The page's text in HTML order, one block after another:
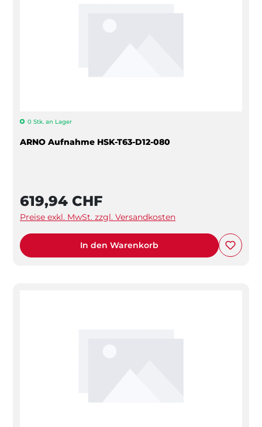
0 Stk. an Lager
ARNO Aufnahme HSK-T63-D12-080
619,94 CHF
Preise exkl. MwSt. zzgl. Versandkosten
In den Warenkorb